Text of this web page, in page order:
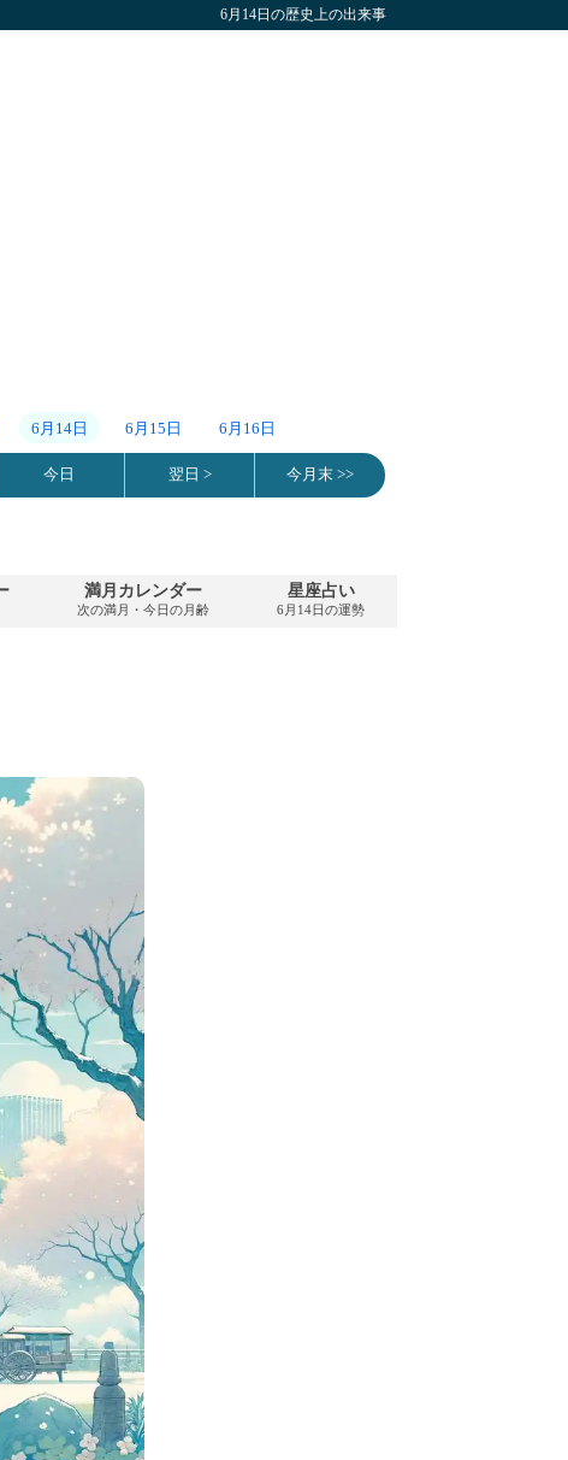
6月14日の歴史上の出来事
6月14日 6月15日 6月16日
今日 翌日 > 今月末 >>
満月カレンダー
次の満月・今日の月齢
星座占い
6月14日の運勢